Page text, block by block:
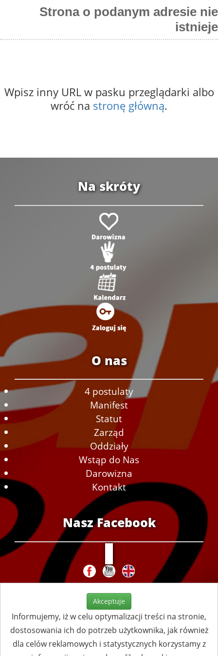
Strona o podanym adresie nie
istnieje
Wpisz inny URL w pasku przeglądarki albo
wróć na stronę główną.
Na skróty
O nas
4 postulaty
Manifest
Statut
Zarząd
Oddziały
Wstąp do Nas
Darowizna
Kontakt
Nasz Facebook
Akceptuje
Informujemy, iż w celu optymalizacji treści na stronie,
dostosowania ich do potrzeb użytkownika, jak również
dla celów reklamowych i statystycznych korzystamy z